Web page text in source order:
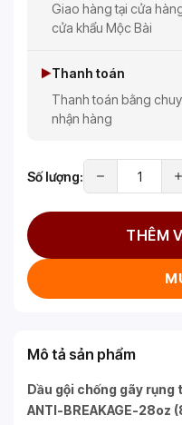
Giao hàng tại cửa
cửa khẩu Mộc Bài
Thanh toán
Thanh toán bằng
nhận hàng
Số lượng:
THÊM
Mô tả sản phẩm
Dầu gội chống gãy rụng
ANTI-BREAKAGE-28oz